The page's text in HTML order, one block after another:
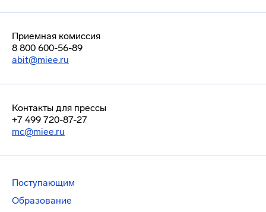
Приемная комиссия
8 800 600-56-89
abit@miee.ru
Контакты для прессы
+7 499 720-87-27
mc@miee.ru
Поступающим
Образование